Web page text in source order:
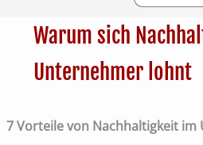
Warum sich
Unternehmer lohnt
7 Vorteile von Nachhaltigkeit im